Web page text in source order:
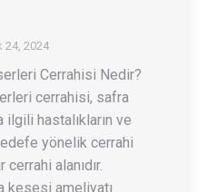
24, 2024
Cerrahisi Nedir?
cerrahisi, safra
hastalıkların ve
yönelik cerrahi
alanıdır.
kesesi ameliyatı